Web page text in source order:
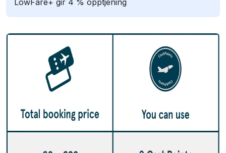
LowFare+ gir 4 % opptjening